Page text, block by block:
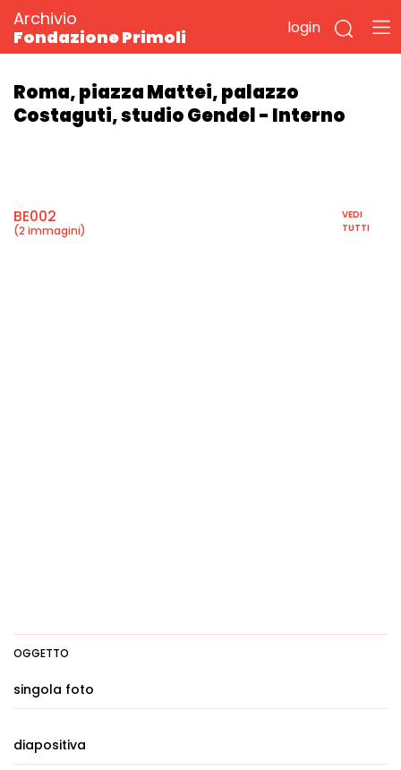
Archivio
Fondazione Primoli
login
Roma, piazza Mattei, palazzo
Costaguti, studio Gendel - Interno
BE002
(2 immagini)
VEDI
TUTTI
OGGETTO
singola foto
diapositiva